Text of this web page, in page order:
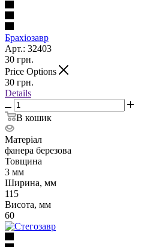
Брахіозавр
Арт.: 32403
30 грн.
Price Options
30 грн.
Details
В кошик
Матеріал
фанера березова
Товщина
3 мм
Ширина, мм
115
Висота, мм
60